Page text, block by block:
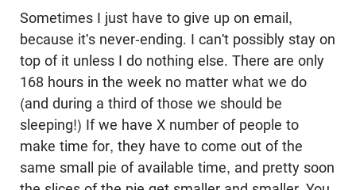
Sometimes I just have to give up on email,
because it's never-ending. I can't possibly stay on
top of it unless I do nothing else. There are only
168 hours in the week no matter what we do
(and during a third of those we should be
sleeping!) If we have X number of people to
make time for, they have to come out of the
same small pie of available time, and pretty soon